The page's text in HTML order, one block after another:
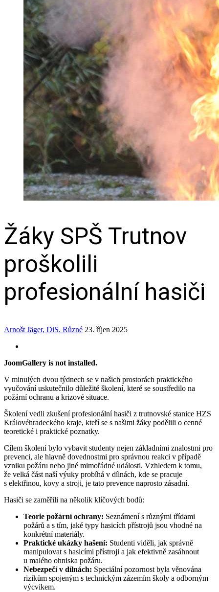
Žáky SPŠ Trutnov
proškolili
profesionální hasiči
Arnošt Jäger, DiS. Různé 23. říjen 2025
JoomGallery is not installed.
V minulých dvou týdnech se v našich prostorách praktického
vyučování uskutečnilo důležité školení, které se soustředilo na
požární ochranu a krizové situace.
Školení vedli zkušení profesionální hasiči z trutnovské stanice HZS
Královéhradeckého kraje, kteří se s našimi žáky podělili o cenné
teoretické i praktické poznatky.
Cílem školení bylo vybavit studenty nejen základními znalostmi pro
prevenci, ale hlavně dovednostmi pro správnou reakci v případě
vzniku požáru nebo jiné mimořádné události. Vzhledem k tomu,
že velká část naší výuky probíhá v dílnách, kde se pracuje
s elektřinou, kovy a stroji, je tato prevence naprosto zásadní.
Hasiči se zaměřili na několik klíčových bodů:
Teorie požární ochrany: Seznámení s různými třídami
požárů a s tím, jaké typy hasicích přístrojů jsou vhodné na
konkrétní materiály.
Praktické ukázky hašení: Studenti viděli, jak správně
manipulovat s hasicími přístroji a jak efektivně zasáhnout
u malého ohniska požáru.
Nebezpečí v dílnách: Speciální pozornost byla věnována
rizikům spojeným s technickým zázemím školy a odborným
výcvikem.